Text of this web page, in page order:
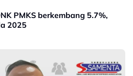
PMKS berkembang 5.7%,
2025